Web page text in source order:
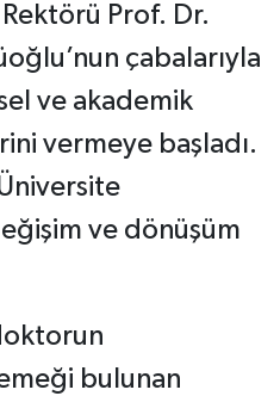
Prof. Dr.
çabalarıyla
ve akademik
vermeye başladı.
ve dönüşüm
bulunan